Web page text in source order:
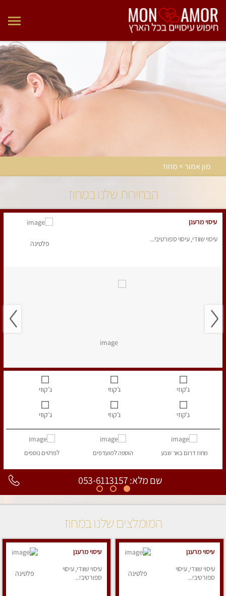
מון אמור > מחוז
הבחירות שלנו במחוז
עיסוי מרענן
עיסוי שוודי, עיסוי ספורטיבי...
פלטינה
ג’קוזי ג’קוזי ג’קוזי
ג’קוזי ג’קוזי ג’קוזי
מחוז דרוםבאר שבע הוספהלמועדפים לפרטים נוספים
שם מלא: 053-6113157
המומלצים שלנו במחוז
עיסוי מרענן
עיסוי שוודי, עיסוי
ספורטיבי...
פלטינה
עיסוי מרענן
עיסוי שוודי, עיסוי
ספורטיבי...
פלטינה